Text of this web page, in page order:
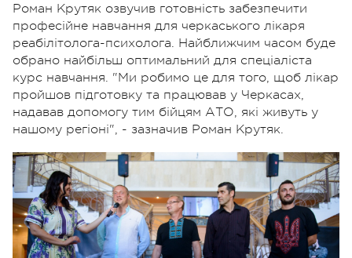
Роман Крутяк озвучив готовність забезпечити
професійне навчання для черкаського лікаря
реабілітолога-психолога. Найближчим часом буде
обрано найбільш оптимальний для спеціаліста
курс навчання. "Ми робимо це для того, щоб лікар
пройшов підготовку та працював у Черкасах,
надавав допомогу тим бійцям АТО, які живуть у
нашому регіоні", - зазначив Роман Крутяк.